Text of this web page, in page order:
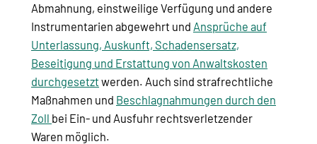
Abmahnung, einstweilige Verfügung und andere
Instrumentarien abgewehrt und Ansprüche auf
Unterlassung, Auskunft, Schadensersatz,
Beseitigung und Erstattung von Anwaltskosten
durchgesetzt werden. Auch sind strafrechtliche
Maßnahmen und Beschlagnahmungen durch den
Zoll bei Ein- und Ausfuhr rechtsverletzender
Waren möglich.